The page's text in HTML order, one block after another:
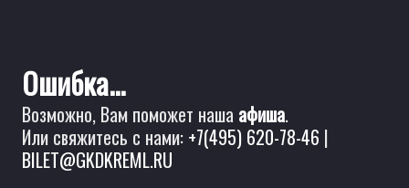
Ошибка...
Возможно, Вам поможет наша афиша.
Или свяжитесь с нами: +7(495) 620-78-46 |
BILET@GKDKREML.RU